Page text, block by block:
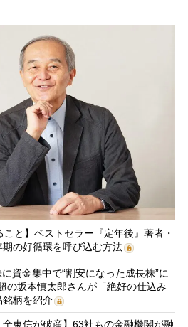
こと】ベストセラー『定年後』著者・
の好循環を呼び込む方法
資金集中で“割安になった成長株”に
坂本慎太郎さんが「絶好の仕込み
柄を紹介
全東信が破産】63社もの金融機関が融